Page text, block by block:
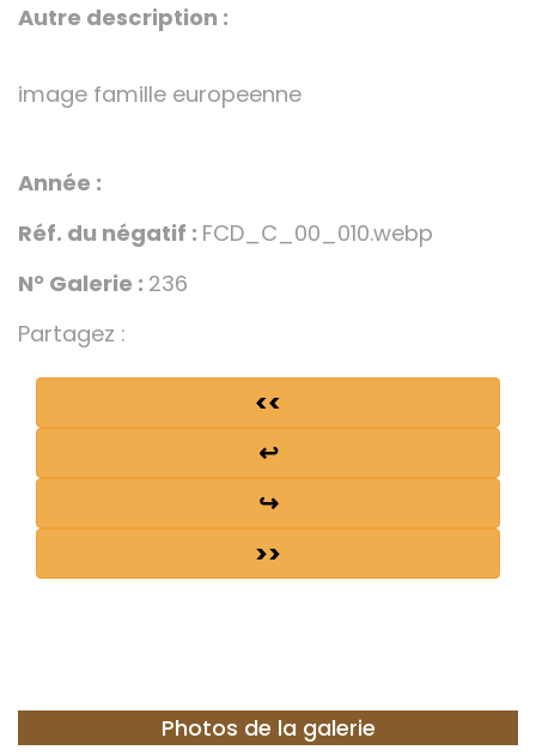
Autre description :
image famille europeenne
Année :
Réf. du négatif : FCD_C_00_010.webp
N° Galerie : 236
Partagez :
<<
↩
↪
>>
Photos de la galerie